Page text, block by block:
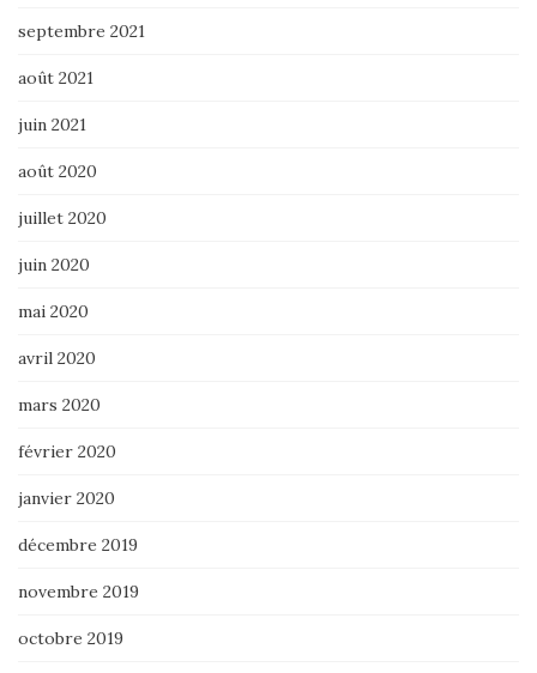
septembre 2021
août 2021
juin 2021
août 2020
juillet 2020
juin 2020
mai 2020
avril 2020
mars 2020
février 2020
janvier 2020
décembre 2019
novembre 2019
octobre 2019